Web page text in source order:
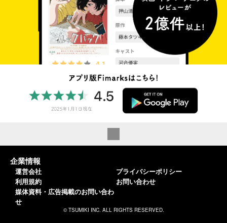
企業情報
運営会社
利用規約
媒体資料・広告掲載のお問い合わ
せ
プライバシーポリシー
お問い合わせ
© TSUMIKI INC. ALL RIGHTS RESERVED.